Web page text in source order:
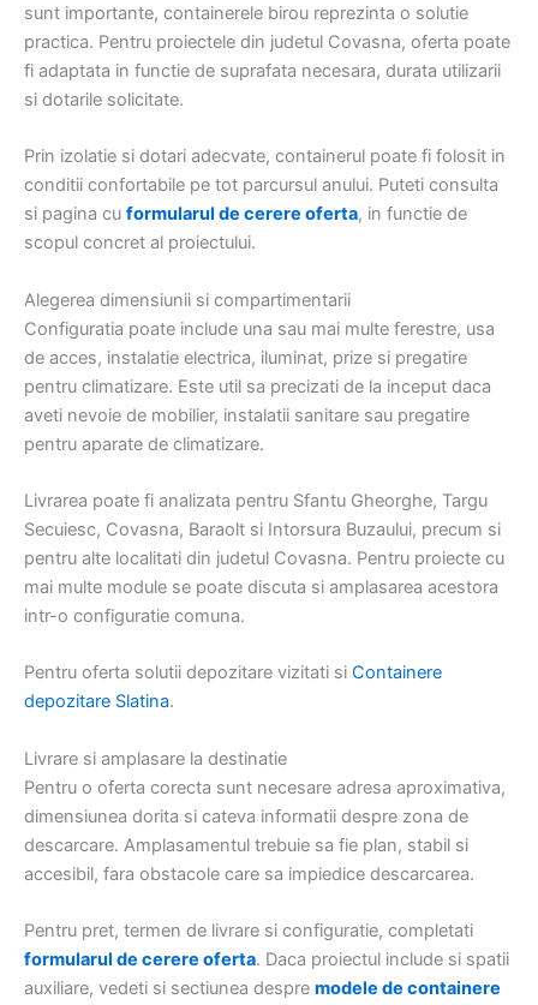
sunt importante, containerele birou reprezinta o solutie
practica. Pentru proiectele din judetul Covasna, oferta poate
fi adaptata in functie de suprafata necesara, durata utilizarii
si dotarile solicitate.
Prin izolatie si dotari adecvate, containerul poate fi folosit in
conditii confortabile pe tot parcursul anului. Puteti consulta
si pagina cu formularul de cerere oferta, in functie de
scopul concret al proiectului.
Alegerea dimensiunii si compartimentarii
Configuratia poate include una sau mai multe ferestre, usa
de acces, instalatie electrica, iluminat, prize si pregatire
pentru climatizare. Este util sa precizati de la inceput daca
aveti nevoie de mobilier, instalatii sanitare sau pregatire
pentru aparate de climatizare.
Livrarea poate fi analizata pentru Sfantu Gheorghe, Targu
Secuiesc, Covasna, Baraolt si Intorsura Buzaului, precum si
pentru alte localitati din judetul Covasna. Pentru proiecte cu
mai multe module se poate discuta si amplasarea acestora
intr-o configuratie comuna.
Pentru oferta solutii depozitare vizitati si Containere
depozitare Slatina.
Livrare si amplasare la destinatie
Pentru o oferta corecta sunt necesare adresa aproximativa,
dimensiunea dorita si cateva informatii despre zona de
descarcare. Amplasamentul trebuie sa fie plan, stabil si
accesibil, fara obstacole care sa impiedice descarcarea.
Pentru pret, termen de livrare si configuratie, completati
formularul de cerere oferta. Daca proiectul include si spatii
auxiliare, vedeti si sectiunea despre modele de containere